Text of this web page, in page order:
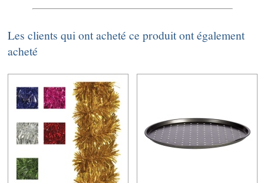
Les clients qui ont acheté ce produit ont également
acheté